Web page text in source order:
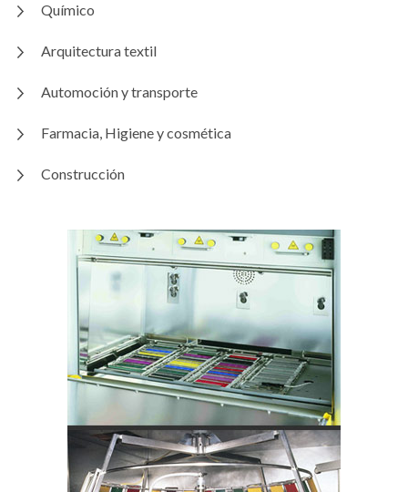
Químico
Arquitectura textil
Automoción y transporte
Farmacia, Higiene y cosmética
Construcción